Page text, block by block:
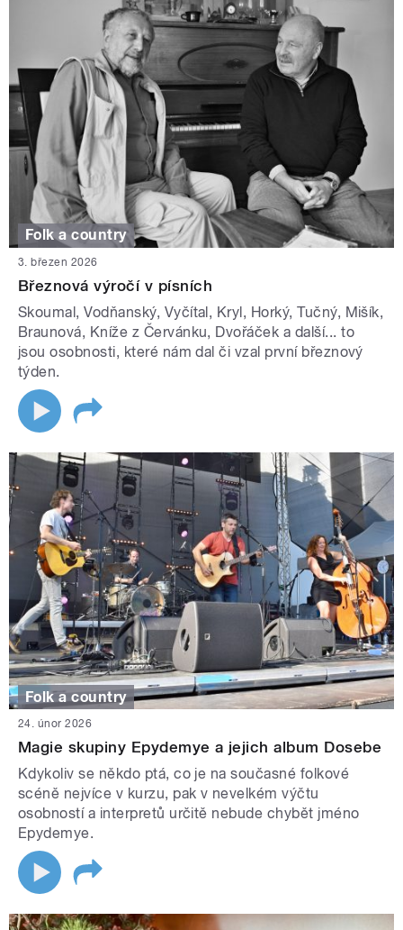
Folk a country
3. březen 2026
Březnová výročí v písních
Skoumal, Vodňanský, Vyčítal, Kryl, Horký, Tučný, Mišík,
Braunová, Kníže z Červánku, Dvořáček a další... to
jsou osobnosti, které nám dal či vzal první březnový
týden.
Folk a country
24. únor 2026
Magie skupiny Epydemye a jejich album Dosebe
Kdykoliv se někdo ptá, co je na současné folkové
scéně nejvíce v kurzu, pak v nevelkém výčtu
osobností a interpretů určitě nebude chybět jméno
Epydemye.